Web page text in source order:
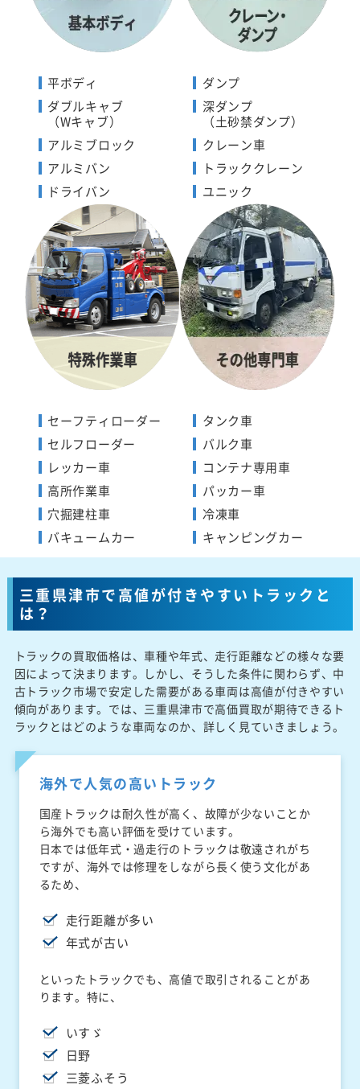
平ボディ
ダブルキャブ
（Wキャブ）
アルミブロック
アルミバン
ドライバン
ダンプ
深ダンプ
（土砂禁ダンプ）
クレーン車
トラッククレーン
ユニック
セーフティローダー
セルフローダー
レッカー車
高所作業車
穴掘建柱車
バキュームカー
タンク車
バルク車
コンテナ専用車
パッカー車
冷凍車
キャンピングカー
三重県津市で高値が付きやすいトラックと
は？
トラックの買取価格は、車種や年式、走行距離などの様々な要
因によって決まります。しかし、そうした条件に関わらず、中
古トラック市場で安定した需要がある車両は高値が付きやすい
傾向があります。では、三重県津市で高価買取が期待できるト
ラックとはどのような車両なのか、詳しく見ていきましょう。
海外で人気の高いトラック
国産トラックは耐久性が高く、故障が少ないことか
ら海外でも高い評価を受けています。
日本では低年式・過走行のトラックは敬遠されがち
ですが、海外では修理をしながら長く使う文化があ
るため、
走行距離が多い
年式が古い
といったトラックでも、高値で取引されることがあ
ります。特に、
いすゞ
日野
三菱ふそう